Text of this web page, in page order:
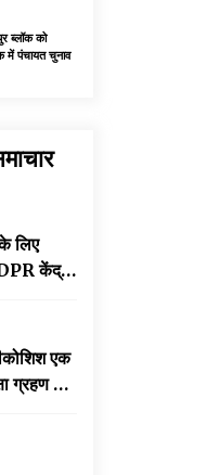
ब्लॉक को
में पंचायत चुनाव
लिए
केंद्र
एक
ग्रहण कर